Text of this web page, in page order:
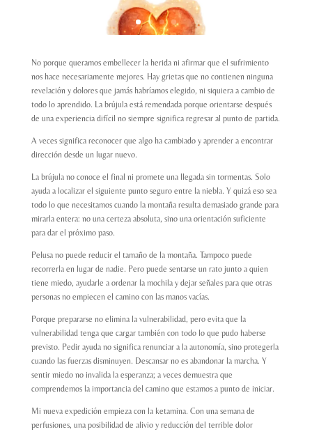
No porque queramos embellecer la herida ni afirmar que el sufrimiento
nos hace necesariamente mejores. Hay grietas que no contienen ninguna
revelación y dolores que jamás habríamos elegido, ni siquiera a cambio de
todo lo aprendido. La brújula está remendada porque orientarse después
de una experiencia difícil no siempre significa regresar al punto de partida.
A veces significa reconocer que algo ha cambiado y aprender a encontrar
dirección desde un lugar nuevo.
La brújula no conoce el final ni promete una llegada sin tormentas. Solo
ayuda a localizar el siguiente punto seguro entre la niebla. Y quizá eso sea
todo lo que necesitamos cuando la montaña resulta demasiado grande para
mirarla entera: no una certeza absoluta, sino una orientación suficiente
para dar el próximo paso.
Pelusa no puede reducir el tamaño de la montaña. Tampoco puede
recorrerla en lugar de nadie. Pero puede sentarse un rato junto a quien
tiene miedo, ayudarle a ordenar la mochila y dejar señales para que otras
personas no empiecen el camino con las manos vacías.
Porque prepararse no elimina la vulnerabilidad, pero evita que la
vulnerabilidad tenga que cargar también con todo lo que pudo haberse
previsto. Pedir ayuda no significa renunciar a la autonomía, sino protegerla
cuando las fuerzas disminuyen. Descansar no es abandonar la marcha. Y
sentir miedo no invalida la esperanza; a veces demuestra que
comprendemos la importancia del camino que estamos a punto de iniciar.
Mi nueva expedición empieza con la ketamina. Con una semana de
perfusiones, una posibilidad de alivio y reducción del terrible dolor